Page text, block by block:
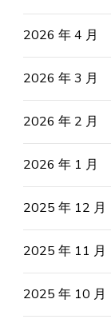
2026 年 4 月
2026 年 3 月
2026 年 2 月
2026 年 1 月
2025 年 12 月
2025 年 11 月
2025 年 10 月